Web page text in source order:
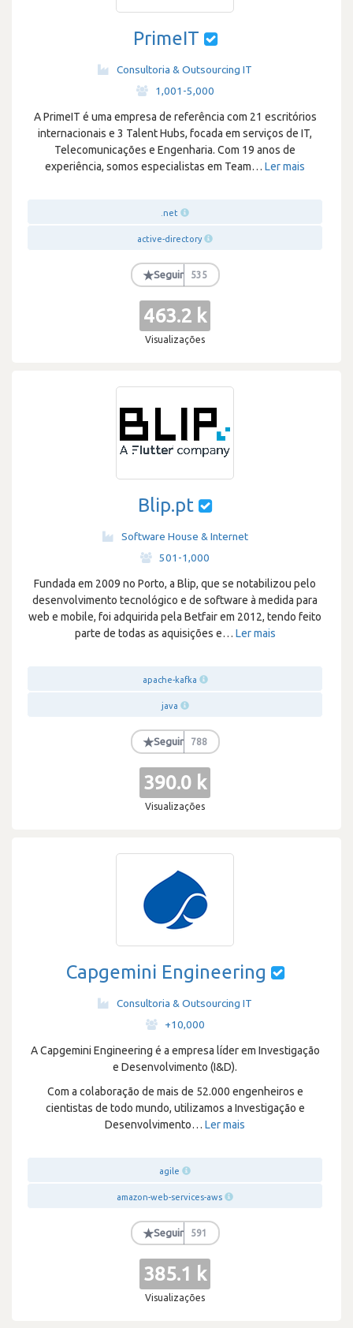
PrimeIT
Consultoria & Outsourcing IT
1,001-5,000
A PrimeIT é uma empresa de referência com 21 escritórios
internacionais e 3 Talent Hubs, focada em serviços de IT,
Telecomunicações e Engenharia. Com 19 anos de
experiência, somos especialistas em Team… Ler mais
.net
active-directory
★Seguir 535
463.2 k
Visualizações
Blip.pt
Software House & Internet
501-1,000
Fundada em 2009 no Porto, a Blip, que se notabilizou pelo
desenvolvimento tecnológico e de software à medida para
web e mobile, foi adquirida pela Betfair em 2012, tendo feito
parte de todas as aquisições e… Ler mais
apache-kafka
java
★Seguir 788
390.0 k
Visualizações
Capgemini Engineering
Consultoria & Outsourcing IT
+10,000
A Capgemini Engineering é a empresa líder em Investigação
e Desenvolvimento (I&D).
Com a colaboração de mais de 52.000 engenheiros e
cientistas de todo mundo, utilizamos a Investigação e
Desenvolvimento… Ler mais
agile
amazon-web-services-aws
★Seguir 591
385.1 k
Visualizações